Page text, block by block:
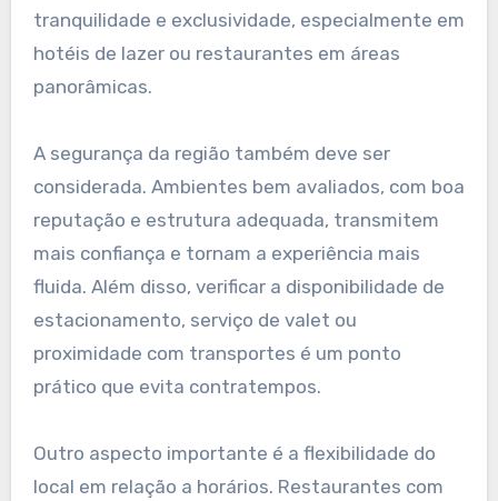
tranquilidade e exclusividade, especialmente em
hotéis de lazer ou restaurantes em áreas
panorâmicas.
A segurança da região também deve ser
considerada. Ambientes bem avaliados, com boa
reputação e estrutura adequada, transmitem
mais confiança e tornam a experiência mais
fluida. Além disso, verificar a disponibilidade de
estacionamento, serviço de valet ou
proximidade com transportes é um ponto
prático que evita contratempos.
Outro aspecto importante é a flexibilidade do
local em relação a horários. Restaurantes com